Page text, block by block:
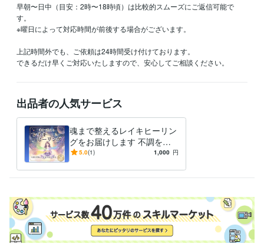
早朝〜日中（目安：2時〜18時頃）は比較的スムーズにご返信可能で
す。
※曜日によって対応時間が前後する場合がございます。
上記時間外でも、ご依頼は24時間受け付けております。
できるだけ早くご対応いたしますので、安心してご相談ください。
出品者の人気サービス
魂まで整えるレイキヒーリン
グをお届けします 不調を手
放し、本来の自分へ還る。3
5.0(1) 1,000 円